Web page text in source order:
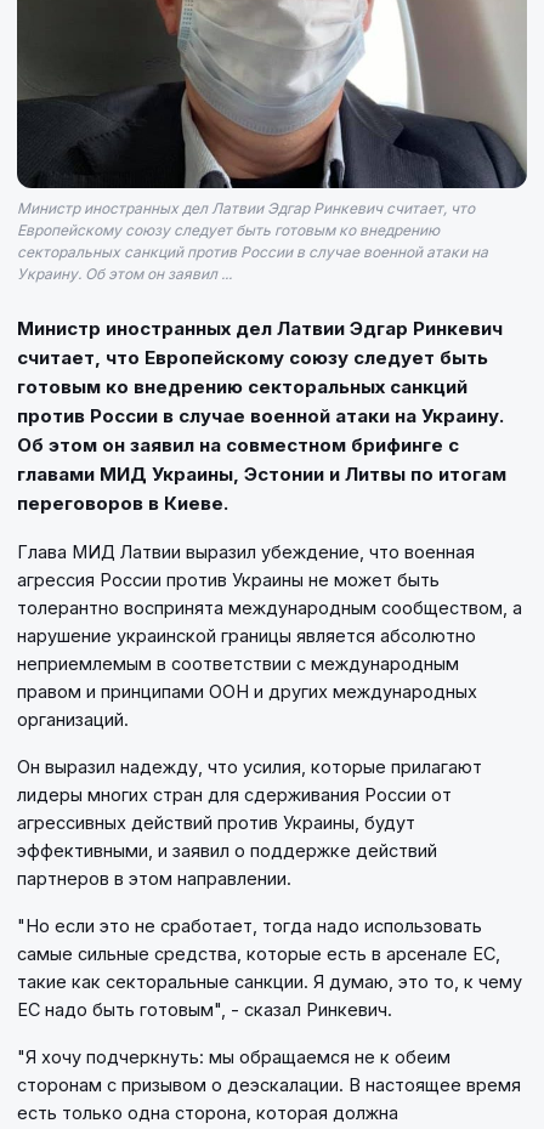
Министр иностранных дел Латвии Эдгар Ринкевич считает, что
Европейскому союзу следует быть готовым ко внедрению
секторальных санкций против России в случае военной атаки на
Украину. Об этом он заявил ...
Министр иностранных дел Латвии Эдгар Ринкевич
считает, что Европейскому союзу следует быть
готовым ко внедрению секторальных санкций
против России в случае военной атаки на Украину.
Об этом он заявил на совместном брифинге с
главами МИД Украины, Эстонии и Литвы по итогам
переговоров в Киеве.
Глава МИД Латвии выразил убеждение, что военная
агрессия России против Украины не может быть
толерантно воспринята международным сообществом, а
нарушение украинской границы является абсолютно
неприемлемым в соответствии с международным
правом и принципами ООН и других международных
организаций.
Он выразил надежду, что усилия, которые прилагают
лидеры многих стран для сдерживания России от
агрессивных действий против Украины, будут
эффективными, и заявил о поддержке действий
партнеров в этом направлении.
"Но если это не сработает, тогда надо использовать
самые сильные средства, которые есть в арсенале ЕС,
такие как секторальные санкции. Я думаю, это то, к чему
ЕС надо быть готовым", - сказал Ринкевич.
"Я хочу подчеркнуть: мы обращаемся не к обеим
сторонам с призывом о деэскалации. В настоящее время
есть только одна сторона, которая должна